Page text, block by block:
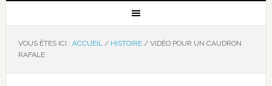
VOUS ÊTES ICI : ACCUEIL / HISTOIRE /VIDÉO POUR UN CAUDRON
RAFALE